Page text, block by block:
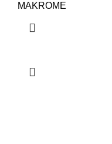
MAKROME